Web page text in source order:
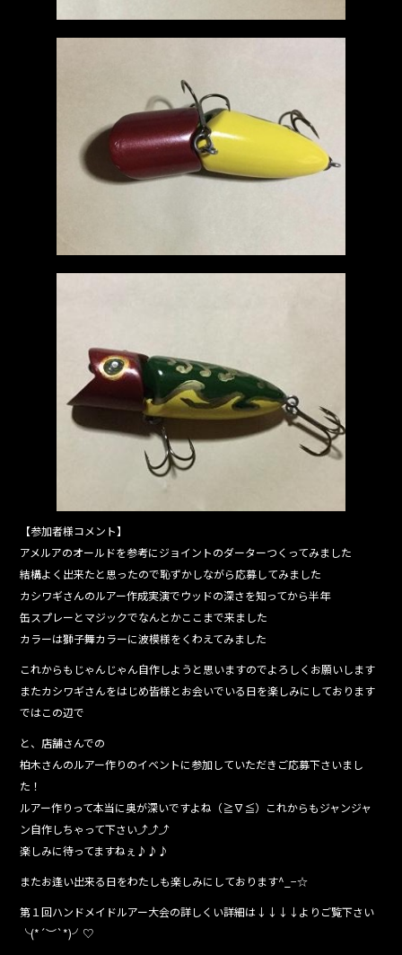
【参加者様コメント】
アメルアのオールドを参考にジョイントのダーターつくってみました
結構よく出来たと思ったので恥ずかしながら応募してみました
カシワギさんのルアー作成実演でウッドの深さを知ってから半年
缶スプレーとマジックでなんとかここまで来ました
カラーは獅子舞カラーに波模様をくわえてみました
これからもじゃんじゃん自作しようと思いますのでよろしくお願いします
またカシワギさんをはじめ皆様とお会いでいる日を楽しみにしております
ではこの辺で
と、店舗さんでの
柏木さんのルアー作りのイベントに参加していただきご応募下さいまし
た！
ルアー作りって本当に奥が深いですよね（≧∇≦）これからもジャンジャ
ン自作しちゃって下さい⤴︎⤴︎⤴︎
楽しみに待ってますねぇ♪♪♪
またお逢い出来る日をわたしも楽しみにしております^_−☆
第１回ハンドメイドルアー大会の詳しくい詳細は↓↓↓↓よりご覧下さい
╰(*´︶`*)╯♡